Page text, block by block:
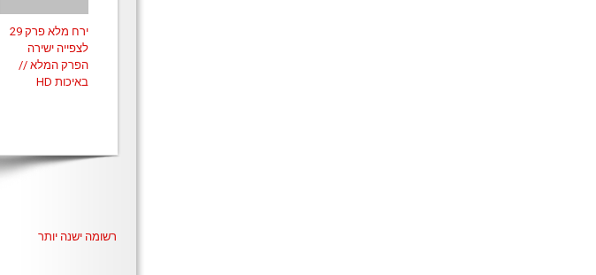
ירח מלא פרק 29
לצפייה ישירה
הפרק המלא //
באיכות HD
רשומה ישנה יותר